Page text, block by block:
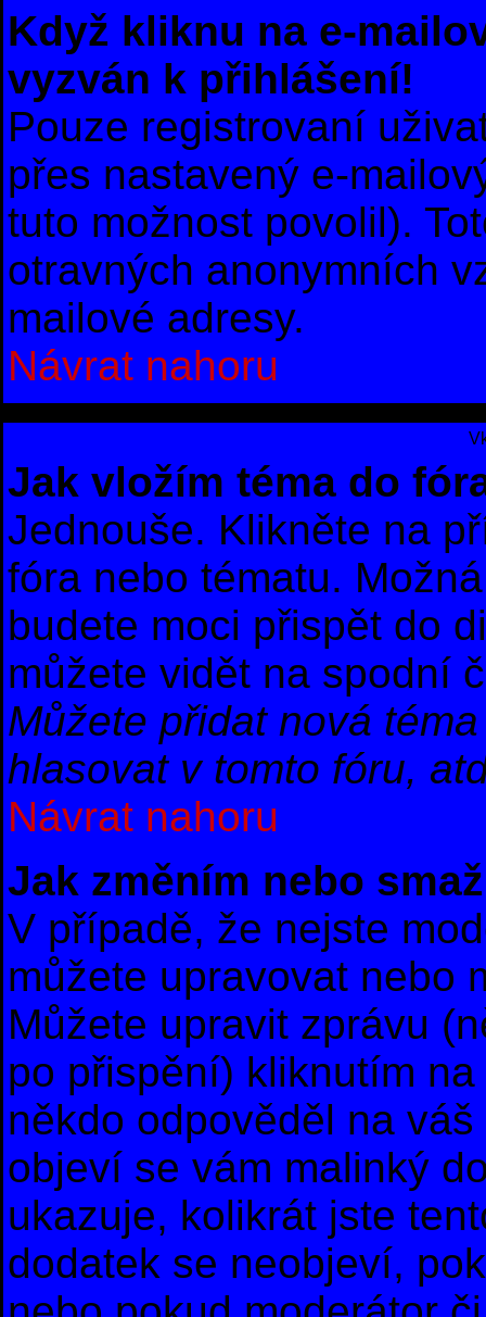
Když kliknu na e-
vyzván k přihlášení!
Pouze registrovaní
přes nastavený e-
tuto možnost povolil).
otravných anonymních
mailové adresy.
Návrat nahoru
Jak vložím téma do
Jednouše. Klikněte na
fóra nebo tématu.
budete moci přispět do
můžete vidět na spodní
Můžete přidat nová
hlasovat v tomto fóru,
Návrat nahoru
Jak změním nebo
V případě, že nejste
můžete upravovat nebo
Můžete upravit zprávu
po přispění) kliknutím
někdo odpověděl na
objeví se vám malinký
ukazuje, kolikrát jste
dodatek se neobjeví,